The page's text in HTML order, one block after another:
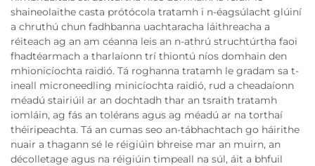
shaineolaithe casta prótócola tratamh i n-éagsúlacht glúiní
a chruthú chun fadhbanna uachtaracha láithreacha a
réiteach ag an am céanna leis an n-athrú struchtúrtha faoi
fhadtéarmach a tharlaíonn trí thiontú níos domhain den
mhionicíochta raidió. Tá roghanna tratamh le gradam sa t-
ineall microneedling minicíochta raidió, rud a cheadaíonn
méadú stairiúil ar an dochtadh thar an tsraith tratamh
iomláin, ag fás an tolérans agus ag méadú ar na torthaí
théiripeachta. Tá an cumas seo an-tábhachtach go háirithe
nuair a thagann sé le réigiúin bhreise mar an muirn, an
décolletage agus na réigiúin timpeall na súl, áit a bhfuil